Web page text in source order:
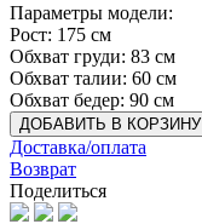
Параметры модели:
Рост: 175 см
Обхват груди: 83 см
Обхват талии: 60 см
Обхват бедер: 90 см
ДОБАВИТЬ В КОРЗИНУ
Доставка/оплата
Возврат
Поделиться